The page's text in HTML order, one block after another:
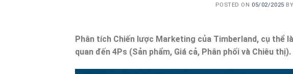
POSTED ON 05/02/2025 BY
Phân tích Chiến lược Marketing của Timberland, cụ thể
quan đến 4Ps (Sản phẩm, Giá cả, Phân phối và Chiêu thị).